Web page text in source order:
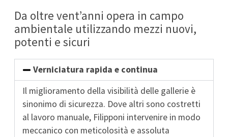
Da oltre vent’anni opera in campo
ambientale utilizzando mezzi nuovi,
potenti e sicuri
Verniciatura rapida e continua
Il miglioramento della visibilità delle gallerie è
sinonimo di sicurezza. Dove altri sono costretti
al lavoro manuale, Filipponi intervenire in modo
meccanico con meticolosità e assoluta